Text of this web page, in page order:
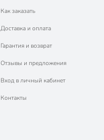
Как заказать
Доставка и оплата
Гарантия и возврат
Отзывы и предложения
Вход в личный кабинет
Контакты